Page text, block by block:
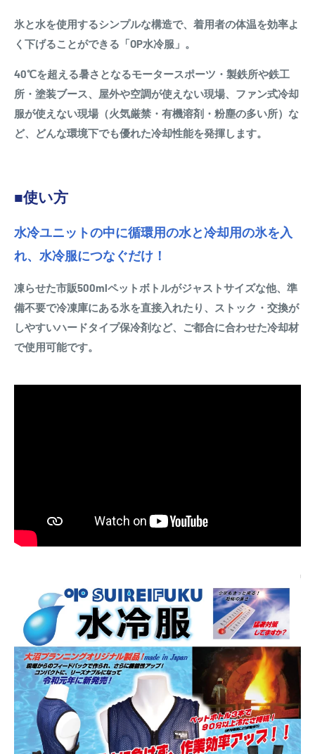
氷と水を使用するシンプルな構造で、着用者の体温を効率よ
く下げることができる「OP水冷服」。
40℃を超える暑さとなるモータースポーツ・製鉄所や鉄工
所・塗装ブース、屋外や空調が使えない現場、ファン式冷却
服が使えない現場（火気厳禁・有機溶剤・粉塵の多い所）な
ど、どんな環境下でも優れた冷却性能を発揮します。
■使い方
水冷ユニットの中に循環用の水と冷却用の氷を入
れ、水冷服につなぐだけ！
凍らせた市販500mlペットボトルがジャストサイズな他、準
備不要で冷凍庫にある氷を直接入れたり、ストック・交換が
しやすいハードタイプ保冷剤など、ご都合に合わせた冷却材
で使用可能です。